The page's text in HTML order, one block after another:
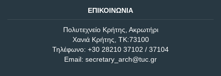
ΕΠΙΚΟΙΝΩΝΊΑ
Πολυτεχνείο Κρήτης, Ακρωτήρι
Χανιά Κρήτης, ΤΚ:73100
Τηλέφωνο: +30 28210 37102 / 37104
Email: secretary_arch@tuc.gr